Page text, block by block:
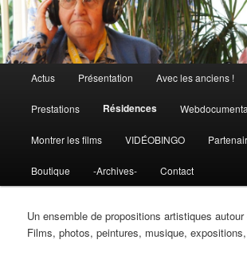
Aller au contenu principal
Aller au contenu secondaire
Actus Présentation Avec les anciens !
Prestations Résidences
Montrer les films VIDÉOBINGO
Boutique -Archives- Contact
Un ensemble de propositions artistiques autour
Films, photos, peintures, musique,